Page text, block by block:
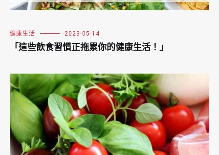
健康生活 2023-05-14
「這些飲食習慣正拖累你的健康生活！」